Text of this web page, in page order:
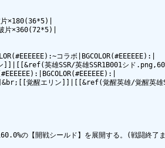
片×180(36*5)|
片×360(72*5)|
コラボ|BGCOLOR(#EEEEEE):|
]]|[[&ref(英雄SSR/英雄SSR1B001シド
覚醒エリン]]|[[&ref(覚醒英雄/覚醒英
の【開戦シールド】を展開する。(戦闘終了